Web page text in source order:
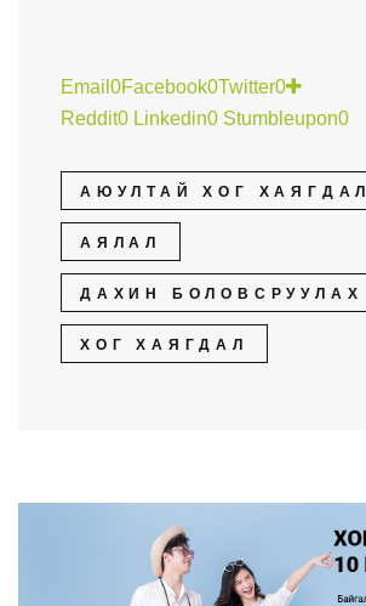
Email 0Facebook0Twitter0
Reddit0 Linkedin0 Stumbleupon0
АЮУЛТАЙ ХОГ ХАЯГДАЛ
АЯЛАЛ
ДАХИН БОЛОВСРУУЛАХ
ХОГ ХАЯГДАЛ